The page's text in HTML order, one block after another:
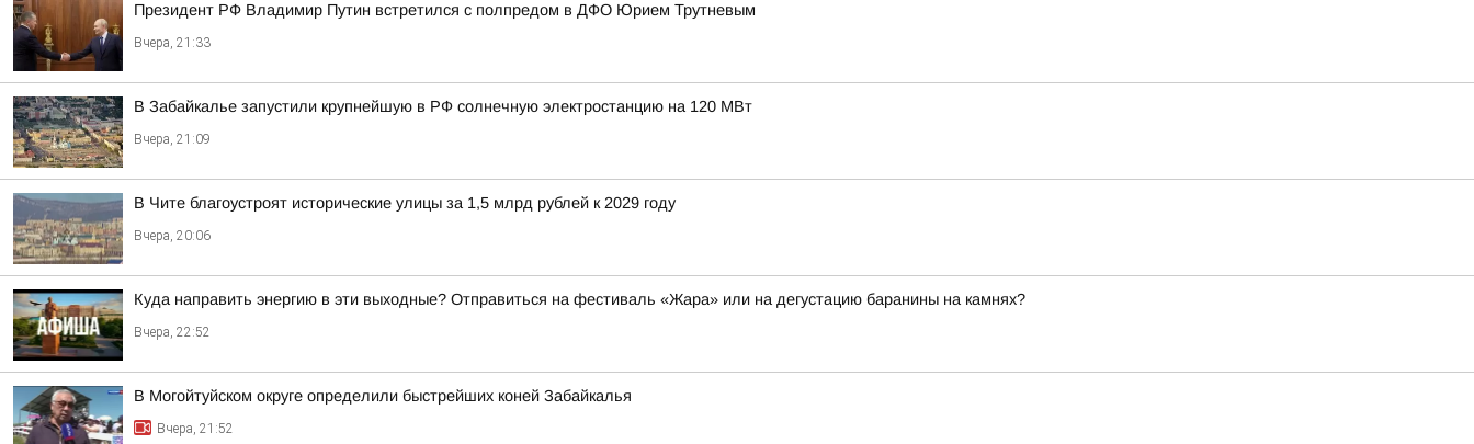
Президент РФ Владимир Путин встретился с полпредом в ДФО Юрием Трутневым
Вчера, 21:33
В Забайкалье запустили крупнейшую в РФ солнечную электростанцию на 120 МВт
Вчера, 21:09
В Чите благоустроят исторические улицы за 1,5 млрд рублей к 2029 году
Вчера, 20:06
Куда направить энергию в эти выходные? Отправиться на фестиваль «Жара» или на дегустацию баранины на камнях?
Вчера, 22:52
В Могойтуйском округе определили быстрейших коней Забайкалья
Вчера, 21:52